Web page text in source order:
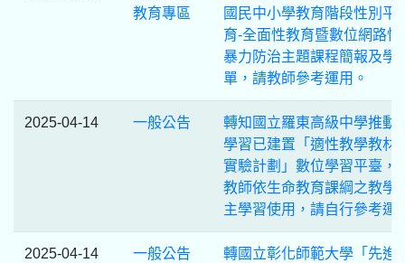
教育專區
國民中小學教育階段性別平
育-全面性教育暨數位網路性
暴力防治主題課程簡報及學
單，請教師參考運用。
2025-04-14 一般公告
轉知國立羅東高級中學推動
學習已建置「適性教學教材
實驗計劃」數位學習平臺，
教師依生命教育課綱之教學
主學習使用，請自行參考運
2025-04-14 一般公告
轉國立彰化師範大學「先進